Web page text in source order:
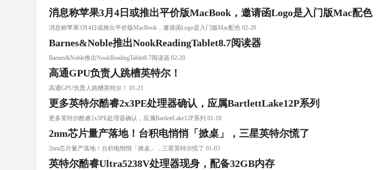
消息称苹果3月4日或推出平价版MacBook，邀请函Logo是入门版Mac配色
消息称苹果3月4日或推出平价版MacBook，邀请函Logo是入门版Mac配色 02-20
Barnes&Noble推出NookReadingTablet8.7阅读器
Barnes&Noble推出NookReadingTablet8.7阅读器 02-20
高通GPU负责人跳槽英特尔！
高通GPU负责人跳槽英特尔！ 01-21
更多英特尔酷睿2x3PE处理器确认，应属BartlettLake12P系列
更多英特尔酷睿2x3PE处理器确认，应属BartlettLake12P系列 01-18
2nm芯片量产落地！台积电悄悄「掀桌」，三星英特尔慌了
2nm芯片量产落地！台积电悄悄「掀桌」，三星英特尔慌了 01-03
英特尔酷睿Ultra5238V处理器现身，配备32GB内存